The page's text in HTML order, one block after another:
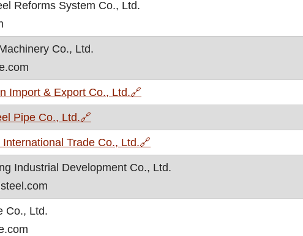
Reforms System Co., Ltd.
Co., Ltd.
Import & Export Co., Ltd.🔗
Pipe Co., Ltd.🔗
Trade Co., Ltd.🔗
Industrial Development Co., Ltd.
Co., Ltd.